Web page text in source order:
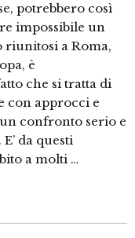
potrebbero così
impossibile un
riunitosi a Roma,
è
che si tratta di
con approcci e
confronto serio e
da questi
a molti …